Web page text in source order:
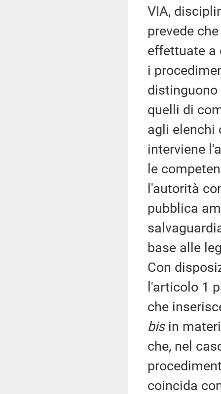
VIA,
prevede
effettuate a
i
quelli di
agli elenchi
interviene
le
l'autorità
pubblica
base alle
Con
l'articolo 1
che
bisin
che, nel
coincida